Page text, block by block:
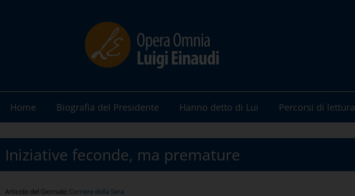
Home Biografia del Presidente Hanno detto di Lui Percorsi di lettura
Iniziative feconde, ma premature
Articolo del Giornale: Corriere della Sera